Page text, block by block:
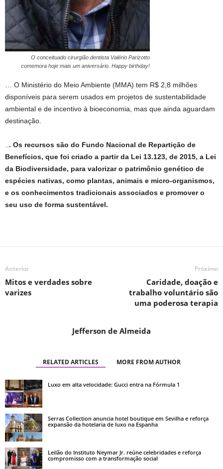
O conceituado cirurgião dentista Valério Parizotto
comemora hoje mais um aniversário. Happy birthday!
… O Ministério do Meio Ambiente (MMA) tem R$ 2,8 milhões
disponíveis para serem usados em projetos de sustentabilidade
ambiental e de incentivo à bioeconomia, mas que ainda aguardam
destinação.
. Os recursos são do Fundo Nacional de Repartição de
Benefícios, que foi criado a partir da Lei 13.123, de 2015, a Lei
da Biodiversidade, para valorizar o patrimônio genético de
espécies nativas, como plantas, animais e micro-organismos,
e os conhecimentos tradicionais associados e promover o
seu uso de forma sustentável.
Anterior
Mitos e verdades sobre
varizes
Próximo
Caridade, doação e
trabalho voluntário são
uma poderosa terapia
Jefferson de Almeida
RELATED ARTICLES MORE FROM AUTHOR
Luxo em alta velocidade: Gucci entra na Fórmula 1
Serras Collection anuncia hotel boutique em Sevilha e reforça
expansão da hotelaria de luxo na Espanha
Leilão do Instituto Neymar Jr. reúne celebridades e reforça
compromisso com a transformação social